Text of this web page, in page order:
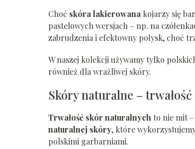
Choć skóra lakierowana kojarzy się
pastelowych wersjach – np. na
zabrudzenia i efektowny połysk, choć
W naszej kolekcji używamy tylko
również dla wrażliwej skóry.
Skóry naturalne –
Trwałość skór naturalnychto nie mit
naturalnej skóry, które
polskimi garbarniami.